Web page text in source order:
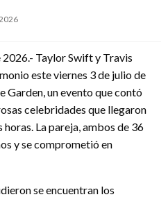
Taylor Swift y Travis
este viernes 3 de julio de
Garden, un evento que contó
celebridades que llegaron
La pareja, ambos de 36
y se comprometió en
se encuentran los